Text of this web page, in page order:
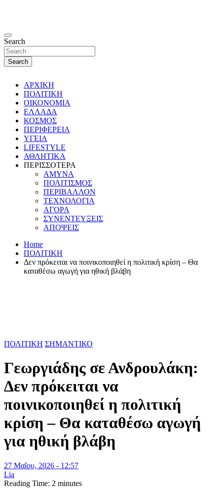
Search
Search
ΑΡΧΙΚΗ
ΠΟΛΙΤΙΚΗ
ΟΙΚΟΝΟΜΙΑ
ΕΛΛΑΔΑ
ΚΟΣΜΟΣ
ΠΕΡΙΦΕΡΕΙΑ
ΥΓΕΙΑ
LIFESTYLE
ΑΘΛΗΤΙΚΑ
ΠΕΡΙΣΣΟΤΕΡΑ
ΑΜΥΝΑ
ΠΟΛΙΤΙΣΜΟΣ
ΠΕΡΙΒΑΛΛΟΝ
ΤΕΧΝΟΛΟΓΙΑ
ΑΓΟΡΑ
ΣΥΝΕΝΤΕΥΞΕΙΣ
ΑΠΟΨΕΙΣ
Home
ΠΟΛΙΤΙΚΗ
Δεν πρόκειται να ποινικοποιηθεί η πολιτική κρίση – Θα
καταθέσω αγωγή για ηθική βλάβη
ΠΟΛΙΤΙΚΗ ΣΗΜΑΝΤΙΚΟ
Γεωργιάδης σε Ανδρουλάκη:
Δεν πρόκειται να
ποινικοποιηθεί η πολιτική
κρίση – Θα καταθέσω αγωγή
για ηθική βλάβη
27 Μαΐου, 2026 - 12:57
Lia
Reading Time: 2 minutes